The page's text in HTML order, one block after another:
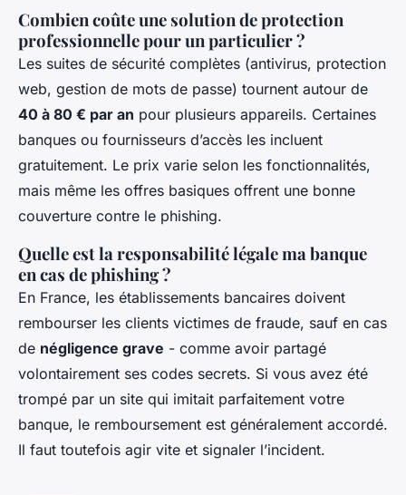
Combien coûte une solution de protection
professionnelle pour un particulier ?
Les suites de sécurité complètes (antivirus, protection
web, gestion de mots de passe) tournent autour de
40 à 80 € par an pour plusieurs appareils. Certaines
banques ou fournisseurs d’accès les incluent
gratuitement. Le prix varie selon les fonctionnalités,
mais même les offres basiques offrent une bonne
couverture contre le phishing.
Quelle est la responsabilité légale ma banque
en cas de phishing ?
En France, les établissements bancaires doivent
rembourser les clients victimes de fraude, sauf en cas
de négligence grave - comme avoir partagé
volontairement ses codes secrets. Si vous avez été
trompé par un site qui imitait parfaitement votre
banque, le remboursement est généralement accordé.
Il faut toutefois agir vite et signaler l’incident.